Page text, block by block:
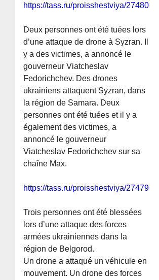
https://tass.ru/proisshestviya/27480225
Deux personnes ont été tuées lors
d’une attaque de drone à Syzran. Il
y a des victimes, a annoncé le
gouverneur Viatcheslav
Fedorichchev. Des drones
ukrainiens attaquent Syzran, dans
la région de Samara. Deux
personnes ont été tuées et il y a
également des victimes, a
annoncé le gouverneur
Viatcheslav Fedorichchev sur sa
chaîne Max.
https://tass.ru/proisshestviya/27479623
Trois personnes ont été blessées
lors d’une attaque des forces
armées ukrainiennes dans la
région de Belgorod.
Un drone a attaqué un véhicule en
mouvement. Un drone des forces